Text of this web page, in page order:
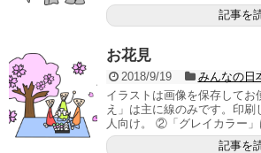
記事を
お花見
2018/9/19
みんなの日
イラストは画像を保存して
え」は主に線のみです。印
人向け。 ②「グレイカラー」
記事を